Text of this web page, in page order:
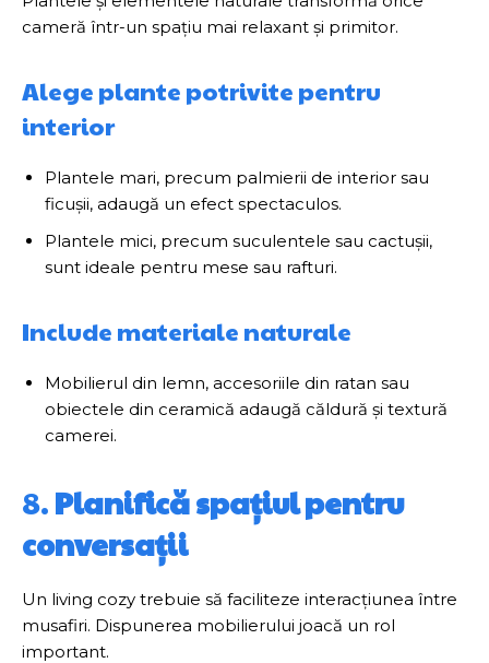
cameră într-un spațiu mai relaxant și primitor.
Alege plante potrivite pentru
interior
Plantele mari, precum palmierii de interior sau
ficușii, adaugă un efect spectaculos.
Plantele mici, precum suculentele sau cactușii,
sunt ideale pentru mese sau rafturi.
Include materiale naturale
Mobilierul din lemn, accesoriile din ratan sau
obiectele din ceramică adaugă căldură și textură
camerei.
8.Planifică spațiul pentru
conversații
Un living cozy trebuie să faciliteze interacțiunea între
musafiri. Dispunerea mobilierului joacă un rol
important.